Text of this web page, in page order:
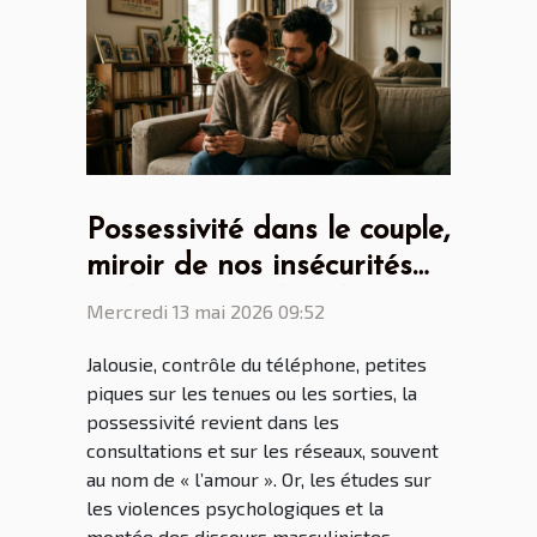
Possessivité dans le couple,
miroir de nos insécurités
ou héritage culturel ?
Mercredi 13 mai 2026 09:52
Jalousie, contrôle du téléphone, petites
piques sur les tenues ou les sorties, la
possessivité revient dans les
consultations et sur les réseaux, souvent
au nom de « l’amour ». Or, les études sur
les violences psychologiques et la